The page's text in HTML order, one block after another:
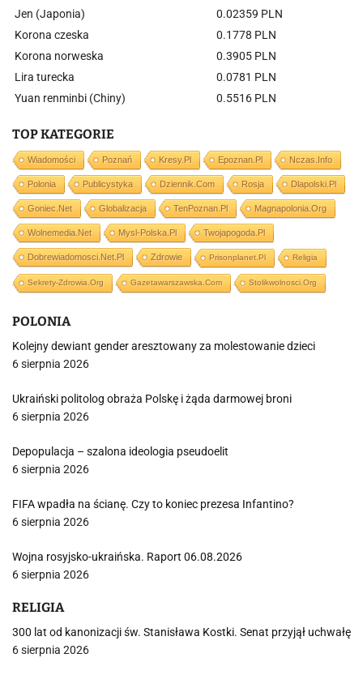
Jen (Japonia)
0.02359 PLN
Korona czeska
0.1778 PLN
Korona norweska
0.3905 PLN
Lira turecka
0.0781 PLN
Yuan renminbi (Chiny)
0.5516 PLN
TOP KATEGORIE
Wiadomości Poznań Kresy.pl Epoznan.pl Nczas.info
Polonia Publicystyka Dziennik.com Rosja Dlapolski.pl
Goniec.net Globalizacja TenPoznan.pl Magnapolonia.org
Wolnemedia.net Mysl-Polska.pl Twojapogoda.pl
Dobrewiadomosci.net.pl Zdrowie Prisonplanet.pl Religia
Sekrety-Zdrowia.org Gazetawarszawska.com Stolikwolnosci.org
POLONIA
Kolejny dewiant gender aresztowany za molestowanie dzieci
6 sierpnia 2026
Ukraiński politolog obraża Polskę i żąda darmowej broni
6 sierpnia 2026
Depopulacja – szalona ideologia pseudoelit
6 sierpnia 2026
FIFA wpadła na ścianę. Czy to koniec prezesa Infantino?
6 sierpnia 2026
Wojna rosyjsko-ukraińska. Raport 06.08.2026
6 sierpnia 2026
RELIGIA
300 lat od kanonizacji św. Stanisława Kostki. Senat przyjął uchwałę
6 sierpnia 2026